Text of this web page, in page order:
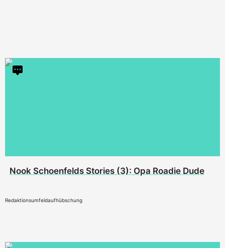
Nook Schoenfelds Stories (3): Opa Roadie Dude
Redaktionsumfeldaufhübschung